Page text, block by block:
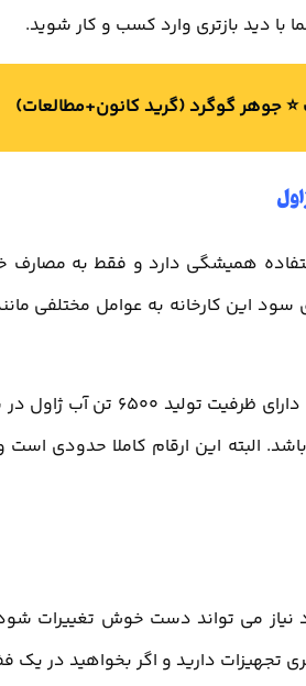
با دید بازتری وارد کسب و کار شوید.
جوهر گوگرد (گرید کانون+مطالعات)
همیشگی دارد و فقط به مصارف
این کارخانه به عوامل مختلفی
البته این ارقام کاملا حدودی
نیاز می تواند دست خوش تغییرات
تجهیزات دارید و اگر بخواهید در یک